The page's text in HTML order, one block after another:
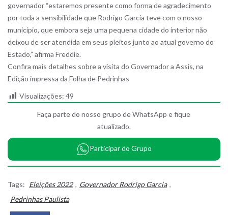
governador “estaremos presente como forma de agradecimento
por toda a sensibilidade que Rodrigo Garcia teve com o nosso
município, que embora seja uma pequena cidade do interior não
deixou de ser atendida em seus pleitos junto ao atual governo do
Estado,” afirma Freddie.
Confira mais detalhes sobre a visita do Governador a Assis, na
Edição impressa da Folha de Pedrinhas
Visualizações: 49
Faça parte do nosso grupo de WhatsApp e fique
atualizado.
Participar do Grupo
Tags: Eleições 2022 , Governador Rodrigo Garcia ,
Pedrinhas Paulista